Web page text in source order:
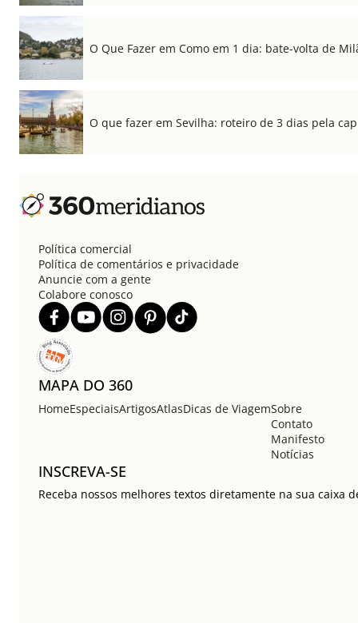
O Que Fazer em Como em 1 dia: bate-volta de
O que fazer em Sevilha: roteiro de 3 dias pela
Política comercial
Política de comentários e privacidade
Anuncie com a gente
Colabore conosco
MAPA DO 360
HomeEspeciaisArtigosAtlasDicas de ViagemSobre
Contato
Manifesto
Notícias
INSCREVA-SE
Receba nossos melhores textos diretamente na sua caixa